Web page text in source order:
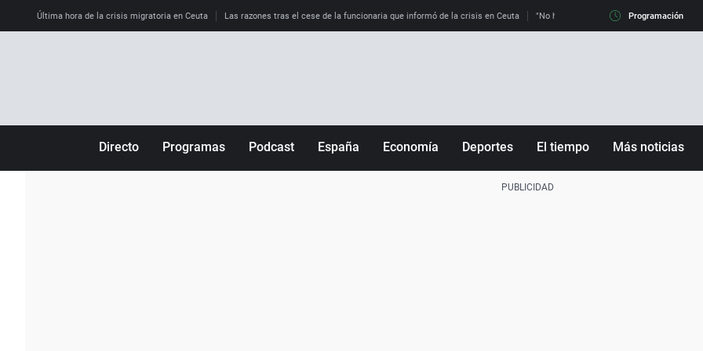
Última hora de la crisis migratoria en Ceuta Las razones tras el cese de la funcionaria que informó de la crisis en Ceuta "No hay mafias, que no nos engañen":
Programación
Directo Programas Podcast España Economía Deportes El tiempo Más noticias